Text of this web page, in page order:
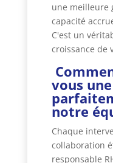
une meilleure
capacité
C'est un
croissance de
vous
notre
Chaque
collaboration
responsable